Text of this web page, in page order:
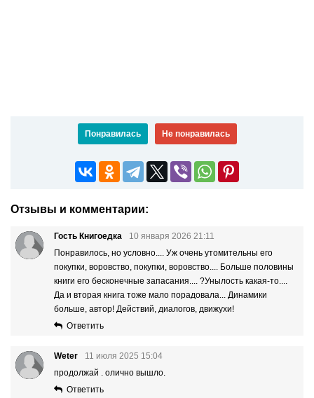
Понравилась Не понравилась
Отзывы и комментарии:
Гость Книгоедка
10 января 2026 21:11
Понравилось, но условно.... Уж очень утомительны его
покупки, воровство, покупки, воровство.... Больше половины
книги его бесконечные запасания.... ?Унылость какая-то....
Да и вторая книга тоже мало порадовала... Динамики
больше, автор! Действий, диалогов, движухи!
Ответить
Weter
11 июля 2025 15:04
продолжай . олично вышло.
Ответить